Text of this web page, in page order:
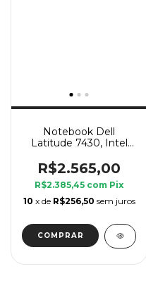
Notebook Dell
Latitude 7430, Intel
GB Ram, SSD 240 GB
R$2.565,00
R$2.385,45 com Pix
10 x de R$256,50 sem juros